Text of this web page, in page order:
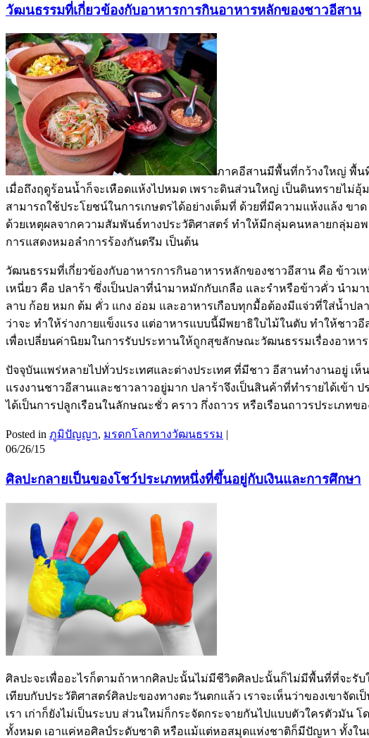
วัฒนธรรมที่เกี่ยวข้องกับอาหารการกินอาหารหลักของชาวอีสาน
ภาคอีสานมีพื้นที่กว้างใหญ่ พื้นที่
เมื่อถึงฤดูร้อนน้ำก็จะเหือดแห้งไปหมด เพราะดินส่วนใหญ่ เป็นดินทรายไ
สามารถใช้ประโยชน์ในการเกษตรได้อย่างเต็มที่ ด้วยที่มีความแห้งแล้ง ข
ด้วยเหตุผลจากความสัมพันธ์ทางประวัติศาสตร์ ทำให้มีกลุ่มคนหลายกลุ่มอ
การแสดงหมอลำการร้องกันตรึม เป็นต้น
วัฒนธรรมที่เกี่ยวข้องกับอาหารการกินอาหารหลักของชาวอีสาน คือ ข้าวเห
เหนี่ยว คือ ปลาร้า ซึ่งเป็นปลาที่นำมาหมักกับเกลือ และรำหรือข้าวคั่ว นำม
ลาบ ก้อย หมก ต้ม คั่ว แกง อ่อม และอาหารเกือบทุกมื้อต้องมีแจ่วที่ใส่น้ำป
ว่าจะ ทำให้ร่างกายแข็งแรง แต่อาหารแบบนี้มีพยาธิใบไม้ในตับ ทำให้ชา
เพื่อเปลี่ยนค่านิยมในการรับประทานให้ถูกสุขลักษณะวัฒนธรรมเรื่องอาหา
ปัจจุบันแพร่หลายไปทั่วประเทศและต่างประเทศ ที่มีชาว อีสานทำงานอยู่ เห็
แรงงานชาวอีสานและชาวลาวอยู่มาก ปลาร้าจึงเป็นสินค้าที่ทำรายได้เข้า
ได้เป็นการปลูกเรือนในลักษณะชั่ว คราว กึ่งถาวร หรือเรือนถาวรประเภทข
Posted in ภูมิปัญญา, มรดกโลกทางวัฒนธรรม |
06/26/15
ศิลปะกลายเป็นของโชว์ประเภทหนึ่งที่ขึ้นอยู่กับเงินและการศึกษา
ศิลปะจะเพื่ออะไรก็ตามถ้าหากศิลปะนั้นไม่มีชีวิตศิลปะนั้นก็ไม่มีพื้นที่ที่จะรับ
เทียบกับประวัติศาสตร์ศิลปะของทางตะวันตกแล้ว เราจะเห็นว่าของเขาจั
เรา เก่าก็ยังไม่เป็นระบบ ส่วนใหม่ก็กระจัดกระจายกันไปแบบตัวใครตัวมัน
ทั้งหมด เอาแค่หอศิลป์ระดับชาติ หรือแม้แต่หอสมุดแห่งชาติก็มีปัญหา ทั้งใน